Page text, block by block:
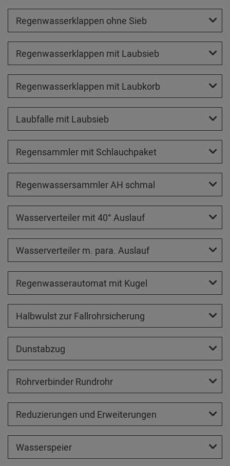
Regenwasserklappen ohne Sieb
Regenwasserklappen mit Laubsieb
Regenwasserklappen mit Laubkorb
Laubfalle mit Laubsieb
Regensammler mit Schlauchpaket
Regenwassersammler AH schmal
Wasserverteiler mit 40° Auslauf
Wasserverteiler m. para. Auslauf
Regenwasserautomat mit Kugel
Halbwulst zur Fallrohrsicherung
Dunstabzug
Rohrverbinder Rundrohr
Reduzierungen und Erweiterungen
Wasserspeier